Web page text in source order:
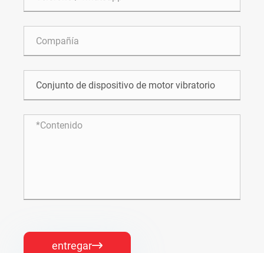
entregar